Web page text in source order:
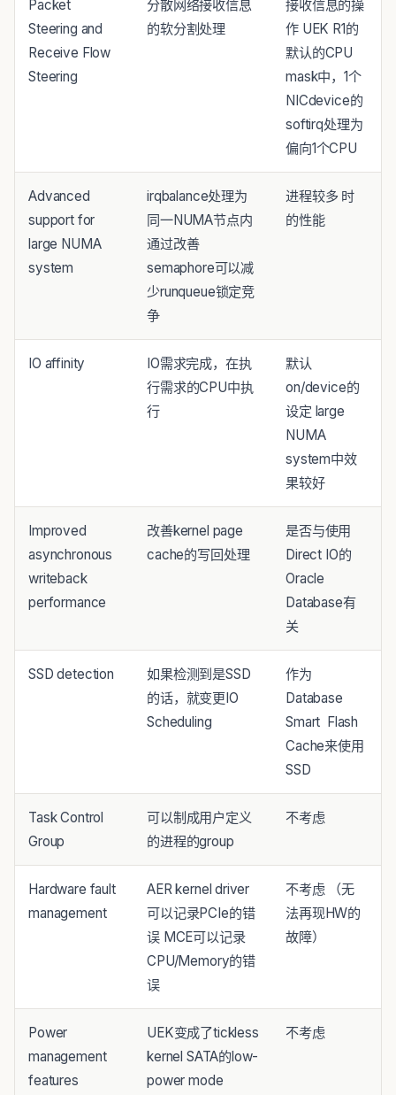
Packet
Steering and
Receive Flow
Steering
分散网络接收信息
的软分割处理
接收信息的操
作 UEK R1的
默认的CPU
mask中，1个
NICdevice的
softirq处理为
偏向1个CPU
Advanced
support for
large NUMA
system
irqbalance处理为
同一NUMA节点内
通过改善
semaphore可以减
少runqueue锁定竞
争
进程较多 时
的性能
IO affinity
IO需求完成，在执
行需求的CPU中执
行
默认
on/device的
设定 large
NUMA
system中效
果较好
Improved
asynchronous
writeback
performance
改善kernel page
cache的写回处理
是否与使用
Direct IO的
Oracle
Database有
关
SSD detection
如果检测到是SSD
的话，就变更IO
Scheduling
作为
Database
Smart Flash
Cache来使用
SSD
Task Control
Group
可以制成用户定义
的进程的group
不考虑
Hardware fault
management
AER kernel driver
可以记录PCIe的错
误 MCE可以记录
CPU/Memory的错
误
不考虑 （无
法再现HW的
故障）
Power
management
features
UEK变成了tickless
kernel SATA的low-
power mode
不考虑